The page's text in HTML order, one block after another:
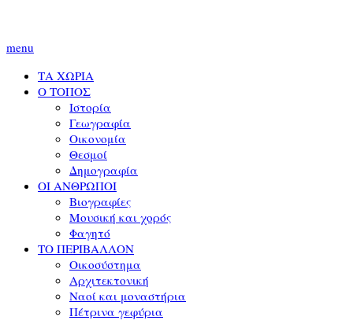
menu
ΤΑ ΧΩΡΙΑ
Ο ΤΟΠΟΣ
Ιστορία
Γεωγραφία
Οικονομία
Θεσμοί
Δημογραφία
ΟΙ ΑΝΘΡΩΠΟΙ
Βιογραφίες
Μουσική και χορός
Φαγητό
ΤΟ ΠΕΡΙΒΑΛΛΟΝ
Οικοσύστημα
Αρχιτεκτονική
Ναοί και μοναστήρια
Πέτρινα γεφύρια